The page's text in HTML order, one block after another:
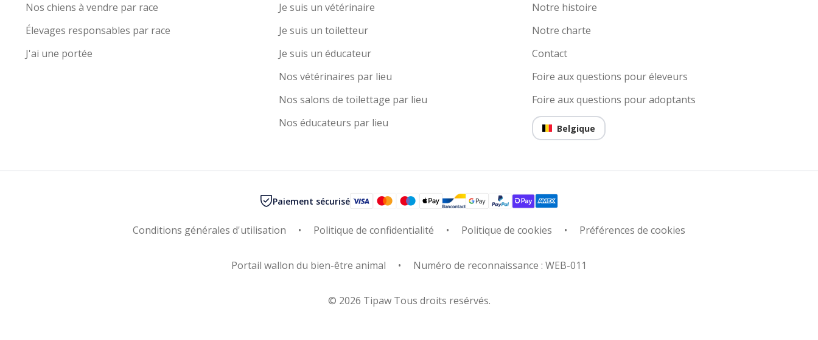
Nos chiens à vendre par race
Élevages responsables par race
J'ai une portée
Je suis un vétérinaire
Je suis un toiletteur
Je suis un éducateur
Nos vétérinaires par lieu
Nos salons de toilettage par lieu
Nos éducateurs par lieu
Notre histoire
Notre charte
Contact
Foire aux questions pour éleveurs
Foire aux questions pour adoptants
Belgique
Paiement sécurisé
Conditions générales d'utilisation Politique de confidentialité Politique de cookies Préférences de cookies
Portail wallon du bien-être animal Numéro de reconnaissance : WEB-011
© 2026 Tipaw Tous droits resérvés.